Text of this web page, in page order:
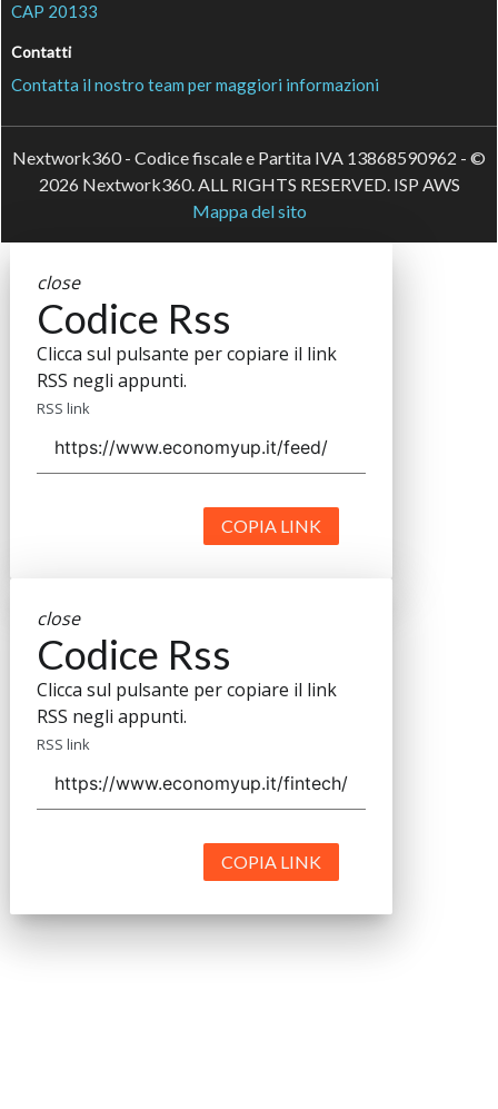
CAP 20133
Contatti
Contatta il nostro team per maggiori informazioni
Nextwork360 - Codice fiscale e Partita IVA 13868590962 - ©
2026 Nextwork360. ALL RIGHTS RESERVED. ISP AWS
Mappa del sito
close
Codice Rss
Clicca sul pulsante per copiare il link
RSS negli appunti.
RSS link
COPIA LINK
close
Codice Rss
Clicca sul pulsante per copiare il link
RSS negli appunti.
RSS link
COPIA LINK